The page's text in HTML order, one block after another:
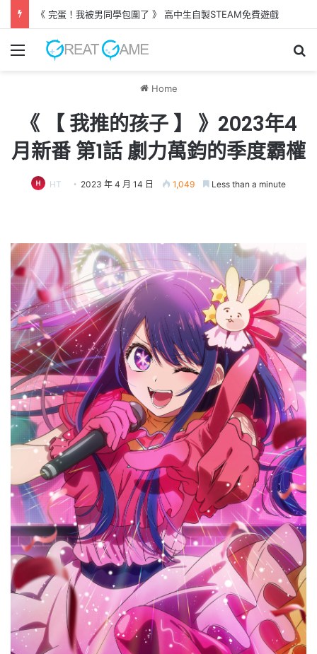
《 完蛋！我被男同學包圍了 》 高中生自製STEAM免費遊戲
Menu
Home
《 【 我推的孩子 】 》2023年4
月新番 第1話 劇力萬鈞的季度霸權
HT 2023 年 4 月 14 日 1,049 Less than a minute